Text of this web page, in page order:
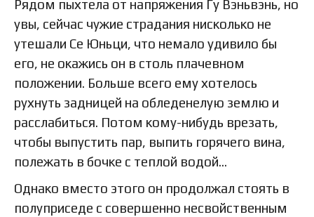
Рядом пыхтела от напряжения Гу Вэньвэнь, но
увы, сейчас чужие страдания нисколько не
утешали Се Юньци, что немало удивило бы
его, не окажись он в столь плачевном
положении. Больше всего ему хотелось
рухнуть задницей на обледенелую землю и
расслабиться. Потом кому-нибудь врезать,
чтобы выпустить пар, выпить горячего вина,
полежать в бочке с теплой водой…
Однако вместо этого он продолжал стоять в
полуприседе с совершенно несвойственным